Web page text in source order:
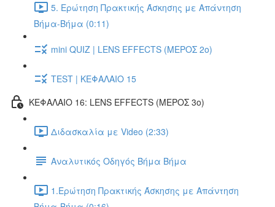
5. Ερώτηση Πρακτικής Άσκησης με Απάντηση
Βήμα-Βήμα (0:11)
mini QUIZ | LENS EFFECTS (ΜΕΡΟΣ 2o)
TEST | ΚΕΦΑΛΑΙΟ 15
ΚΕΦΑΛΑΙΟ 16: LENS EFFECTS (ΜΕΡΟΣ 3o)
Διδασκαλία με Video (2:33)
Αναλυτικός Οδηγός Βήμα Βήμα
1.Ερώτηση Πρακτικής Άσκησης με Απάντηση